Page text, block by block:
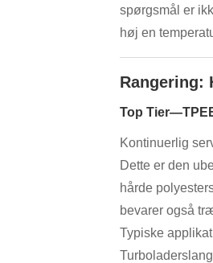
spørgsmål er
høj en
Rangering:
Top
Kontinuerlig
Dette er den
hårde
bevarer også
Typiske